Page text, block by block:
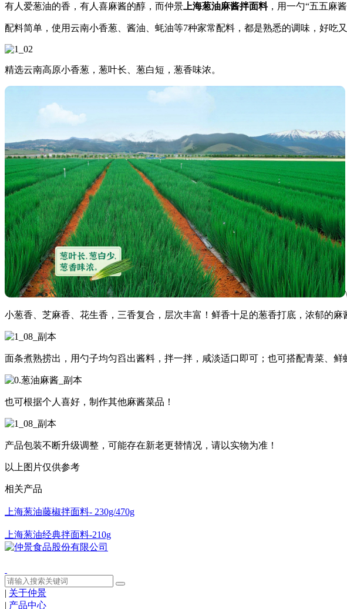
有人爱葱油的香，有人喜麻酱的醇，而仲景 上海葱油麻酱拌面料，用一勺“五五麻
配料简单，使用云南小香葱、酱油、蚝油等7种家常配料，都是熟悉的调味，好吃又
精选云南高原小香葱，葱叶长、葱白短，葱香味浓。
\
小葱香、芝麻香、花生香，三香复合，层次丰富！鲜香十足的葱香打底，浓郁的
面条煮熟捞出，用勺子均匀舀出酱料，拌一拌，咸淡适口即可；也可搭配青菜、鲜
也可根据个人喜好，制作其他麻酱菜品！
产品包装不断升级调整，可能存在新老更替情况，请以实物为准！
以上图片仅供参考
相关产品
上海葱油藤椒拌面料- 230g/470g
上海葱油经典拌面料-210g
| 关于仲景
| 产品中心